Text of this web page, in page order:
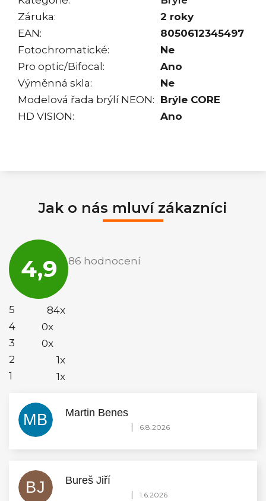
Záruka:
2 roky
EAN:
8050612345497
Fotochromatické:
Ne
Pro optic/Bifocal:
Ano
Výměnná skla:
Ne
Modelová řada brýlí NEON: Brýle CORE
HD VISION: Ano
Jak o nás mluví zákazníci
4,9
obchodu
je
86 hodnocení
5
84x
4
0x
3
0x
2
1x
1
1x
MB Martin Benes
Hodnocení obchodu je 5 z 5 hvězdiček.
| 6.8.2026
BJ Bureš Jiří
Hodnocení obchodu je 5 z 5 hvězdiček.
| 1.6.2026